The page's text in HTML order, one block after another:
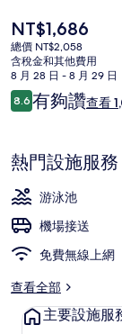
目
前
的
價
格
是
NT$1,686
總價 NT$2,058
含稅金和其他費用
8 月 28 日 - 8 月 29 日
評
論
8.68.6 分，滿分 10 分，
有夠讚查看
熱門設施服務
游泳池
機場接送
免費無線上網
查看全部
主要設施服